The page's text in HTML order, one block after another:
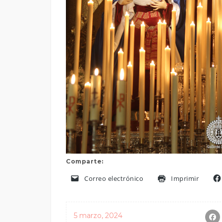
Comparte:
Correo electrónico Imprimir
5 marzo, 2024